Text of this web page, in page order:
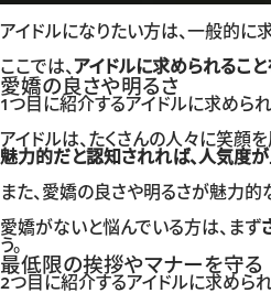
アイドルになりたい方は、一般的に
ここでは、 アイドルに求められるこ
愛嬌の良さや明るさ
1つ目に紹介するアイドルに求められ
アイドルは、たくさんの人々に笑顔
魅力的だと認知されれば、人気度
また、愛嬌の良さや明るさが魅力的
愛嬌がないと悩んでいる方は、まず
う。
最低限の挨拶やマナーを守る
2つ目に紹介するアイドルに求められ